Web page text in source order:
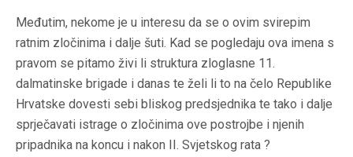
Međutim, nekome je u interesu da se o ovim svirepim
ratnim zločinima i dalje šuti. Kad se pogledaju ova imena s
pravom se pitamo živi li struktura zloglasne 11.
dalmatinske brigade i danas te želi li to na čelo Republike
Hrvatske dovesti sebi bliskog predsjednika te tako i dalje
sprječavati istrage o zločinima ove postrojbe i njenih
pripadnika na koncu i nakon II. Svjetskog rata ?